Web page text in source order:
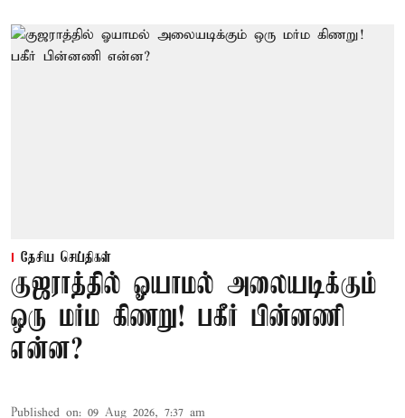
தேசிய செய்திகள்
குஜராத்தில் ஓயாமல் அலையடிக்கும்
ஒரு மர்ம கிணறு! பகீர் பின்னணி
என்ன?
Published on: 09 Aug 2026, 7:37 am